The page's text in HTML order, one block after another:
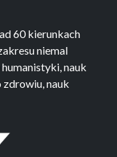
60 kierunkach
niemal
nauk
zdrowiu, nauk